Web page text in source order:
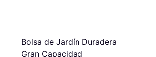
Bolsa de Jardín Duradera
Gran Capacidad